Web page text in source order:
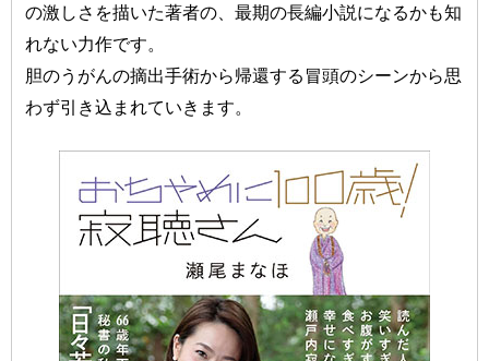
の激しさを描いた著者の、最期の長編小説になるかも知
れない力作です。
胆のうがんの摘出手術から帰還する冒頭のシーンから思
わず引き込まれていきます。